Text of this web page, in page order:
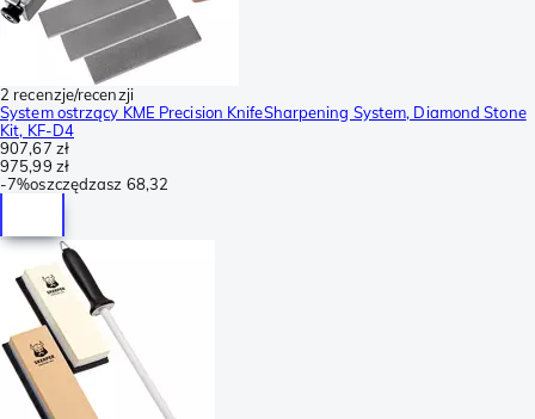
2 recenzje/recenzji
System ostrzący KME Precision KnifeSharpening System, Diamond Stone
Kit, KF-D4
907,67 zł
975,99 zł
-7%oszczędzasz 68,32